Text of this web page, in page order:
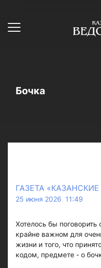
Бочка
ГАЗЕТА
25 июня 2026 11:49
Хотелось бы
крайне важном для
жизни и того, что
кодом, предмете - о